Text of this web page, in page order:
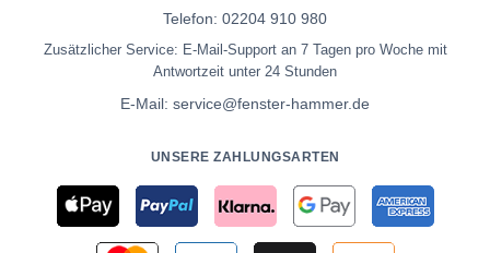
Telefon: 02204 910 980
Zusätzlicher Service: E-Mail-Support an 7 Tagen pro Woche mit
Antwortzeit unter 24 Stunden
E-Mail: service@fenster-hammer.de
UNSERE ZAHLUNGSARTEN